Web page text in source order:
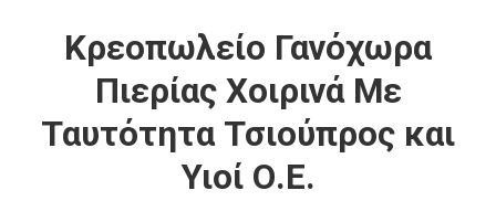
Search
Κρεοπωλείο Γανόχωρα
Πιερίας Χοιρινά Με
Ταυτότητα Τσιούπρος και
Υιοί Ο.Ε.